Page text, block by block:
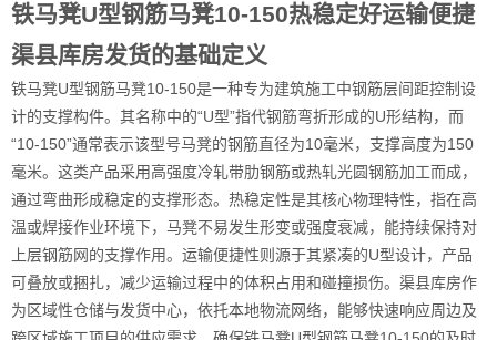
铁马凳U型钢筋马凳10-150热稳定好运输便捷
渠县库房发货的基础定义
铁马凳U型钢筋马凳10-150是一种专为建筑施工中钢筋层间距控制设
计的支撑构件。其名称中的“U型”指代钢筋弯折形成的U形结构，而
“10-150”通常表示该型号马凳的钢筋直径为10毫米，支撑高度为150
毫米。这类产品采用高强度冷轧带肋钢筋或热轧光圆钢筋加工而成，
通过弯曲形成稳定的支撑形态。热稳定性是其核心物理特性，指在高
温或焊接作业环境下，马凳不易发生形变或强度衰减，能持续保持对
上层钢筋网的支撑作用。运输便捷性则源于其紧凑的U型设计，产品
可叠放或捆扎，减少运输过程中的体积占用和碰撞损伤。渠县库房作
为区域性仓储与发货中心，依托本地物流网络，能够快速响应周边及